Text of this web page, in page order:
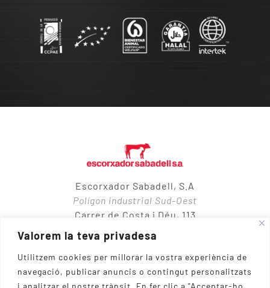
Valorem la teva privadesa
Utilitzem cookies per millorar la vostra experiència de
navegació, publicar anuncis o contingut personalitzats
i analitzar el nostre trànsit.
En fer clic a "Acceptar-ho
Escorxador Sabadell, S.A
Polígon industrial Sud-Oest
Carrer de Costa i Déu, 113
08205 – Sabadell
937 10 65 50